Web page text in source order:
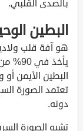
بالصدى القلبي.
البطين
هو آفة قلب
يأخذ
تعتمد الصورة
دونه.
تشبه الصورة